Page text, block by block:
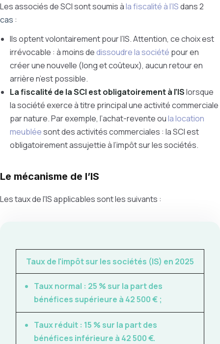
Les associés de SCI sont soumis àla fiscalité à l’ISdans 2
cas :
Ils optent volontairement pour l’IS. Attention, ce choix est
irrévocable : à moins dedissoudre la société pour en
créer une nouvelle (long et coûteux), aucun retour en
arrière n’est possible.
La fiscalité de la SCI est obligatoirement à l’ISlorsque
la société exerce à titre principal une activité commerciale
par nature. Par exemple, l’achat-revente oula location
meubléesont des activités commerciales : la SCI est
obligatoirement assujettie à l’impôt sur les sociétés.
Le mécanisme de l’IS
Les taux de l'IS applicables sont les suivants :
Taux de l'impôt sur les sociétés (IS) en 2025
Taux normal : 25 % sur la part des
bénéfices supérieure à 42 500 € ;
Taux réduit : 15 % sur la part des
bénéfices inférieure à 42 500 €.